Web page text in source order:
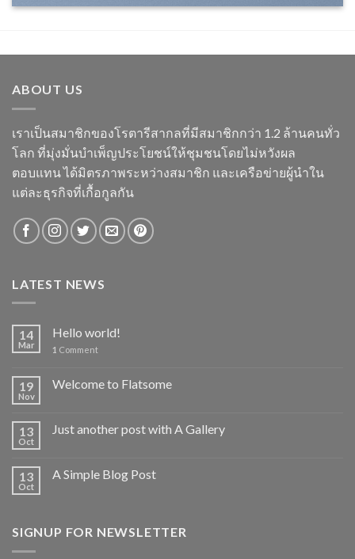
ABOUT US
เราเป็นสมาชิกของโรตารีสากลที่มีสมาชิกกว่า 1.2 ล้านคนทั่ว
โลก ที่มุ่งมั่นบำเพ็ญประโยชน์ให้ชุมชนโดยไม่หวังผล
ตอบแทน ได้มิตรภาพระหว่างสมาชิก และเครือข่ายผู้นำใน
แต่ละธุรกิจที่เกื้อกูลกัน
LATEST NEWS
14
Mar
Hello world!
1 Comment
19
Nov
Welcome to Flatsome
13
Oct
Just another post with A Gallery
13
Oct
A Simple Blog Post
SIGNUP FOR NEWSLETTER